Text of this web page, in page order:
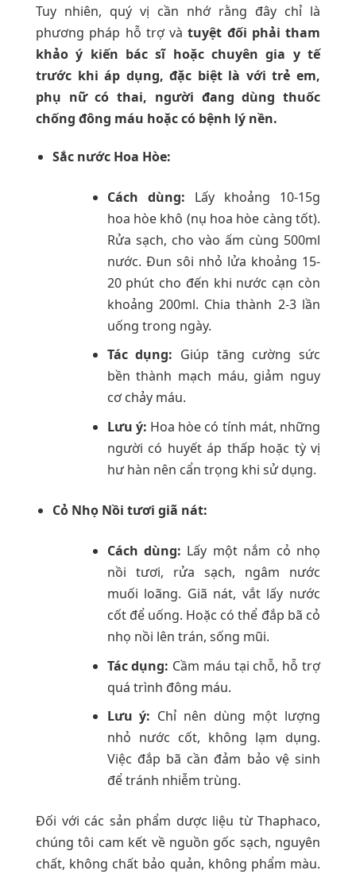
Tuy nhiên, quý vị cần nhớ rằng đây chỉ là
phương pháp hỗ trợ vàtuyệt đối phải tham
khảo ý kiến bác sĩ hoặc chuyên gia y tế
trước khi áp dụng, đặc biệt là với trẻ em,
phụ nữ có thai, người đang dùng thuốc
chống đông máu hoặc có bệnh lý nền.
Sắc nước Hoa Hòe:
Cách dùng: Lấy khoảng 10-15g
hoa hòe khô (nụ hoa hòe càng tốt).
Rửa sạch, cho vào ấm cùng 500ml
nước. Đun sôi nhỏ lửa khoảng 15-
20 phút cho đến khi nước cạn còn
khoảng 200ml. Chia thành 2-3 lần
uống trong ngày.
Tác dụng: Giúp tăng cường sức
bền thành mạch máu, giảm nguy
cơ chảy máu.
Lưu ý: Hoa hòe có tính mát, những
người có huyết áp thấp hoặc tỳ vị
hư hàn nên cẩn trọng khi sử dụng.
Cỏ Nhọ Nồi tươi giã nát:
Cách dùng: Lấy một nắm cỏ nhọ
nồi tươi, rửa sạch, ngâm nước
muối loãng. Giã nát, vắt lấy nước
cốt để uống. Hoặc có thể đắp bã cỏ
nhọ nồi lên trán, sống mũi.
Tác dụng: Cầm máu tại chỗ, hỗ trợ
quá trình đông máu.
Lưu ý: Chỉ nên dùng một lượng
nhỏ nước cốt, không lạm dụng.
Việc đắp bã cần đảm bảo vệ sinh
để tránh nhiễm trùng.
Đối với các sản phẩm dược liệu từ Thaphaco,
chúng tôi cam kết về nguồn gốc sạch, nguyên
chất, không chất bảo quản, không phẩm màu.